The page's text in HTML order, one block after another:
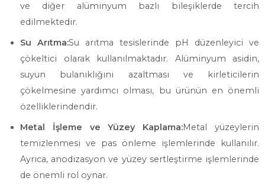
ve diğer alüminyum bazlı bileşiklerde tercih
edilmektedir.
Su Arıtma:Su arıtma tesislerinde pH düzenleyici ve
çökeltici olarak kullanılmaktadır. Alüminyum asidin,
suyun bulanıklığını azaltması ve kirleticilerin
çökelmesine yardımcı olması, bu ürünün en önemli
özelliklerindendir.
Metal İşleme ve Yüzey Kaplama:Metal yüzeylerin
temizlenmesi ve pas önleme işlemlerinde kullanılır.
Ayrıca, anodizasyon ve yüzey sertleştirme işlemlerinde
de önemli rol oynar.